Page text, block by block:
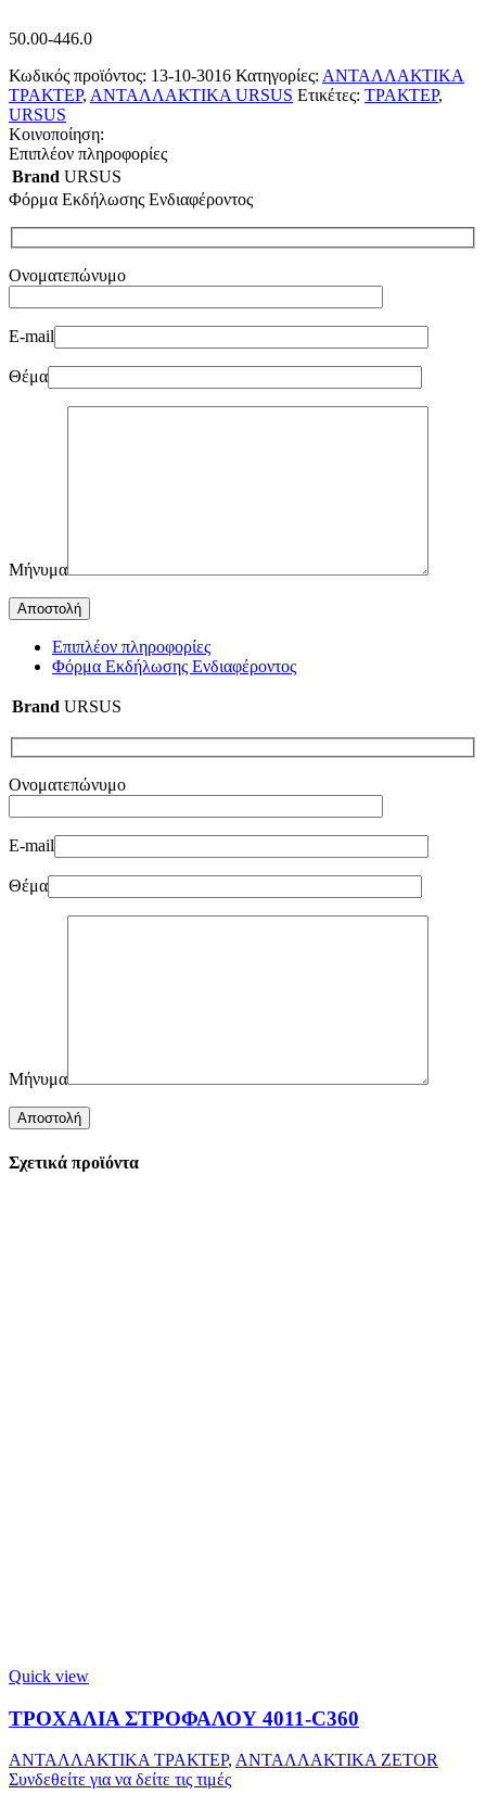
50.00-446.0
Κωδικός προϊόντος: 13-10-3016 Κατηγορίες: ΑΝΤΑΛΛΑΚΤΙΚΑ
ΤΡΑΚΤΕΡ, ΑΝΤΑΛΛΑΚΤΙΚΑ URSUS Ετικέτες: ΤΡΑΚΤΕΡ,
URSUS
Κοινοποίηση:
Επιπλέον πληροφορίες
Brand URSUS
Φόρμα Εκδήλωσης Ενδιαφέροντος
Ονοματεπώνυμο
E-mail
Θέμα
Μήνυμα
Επιπλέον πληροφορίες
Φόρμα Εκδήλωσης Ενδιαφέροντος
Brand URSUS
Ονοματεπώνυμο
E-mail
Θέμα
Μήνυμα
Σχετικά προϊόντα
Quick view
ΤΡΟΧΑΛΙΑ ΣΤΡΟΦΑΛΟΥ 4011-C360
ΑΝΤΑΛΛΑΚΤΙΚΑ ΤΡΑΚΤΕΡ, ΑΝΤΑΛΛΑΚΤΙΚΑ ZETOR
Συνδεθείτε για να δείτε τις τιμές